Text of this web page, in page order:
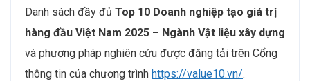
Danh sách đầy đủ Top 10 Doanh nghiệp tạo giá trị
hàng đầu Việt Nam 2025 – Ngành Vật liệu xây dựng
và phương pháp nghiên cứu được đăng tải trên Cổng
thông tin của chương trình https://value10.vn/.